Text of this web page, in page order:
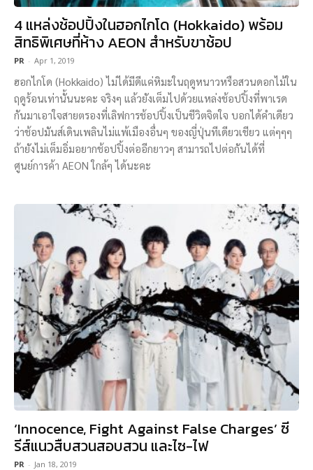
4 แหล่งช้อปปิ้งในฮอกไกโด (Hokkaido) พร้อม
สิทธิพิเศษที่ห้าง AEON สำหรับขาช้อป
PR - Apr 1, 2019
ฮอกไกโด (Hokkaido) ไม่ได้มีดีแค่หิมะในฤดูหนาวหรือสวนดอกไม้ใน
ฤดูร้อนเท่านั้นนะคะ จริงๆ แล้วยังเต็มไปด้วยแหล่งช้อปปิ้งที่พาเรด
กันมาเอาใจสายตรองที่เลิฟการช้อปปิ้งเป็นชีวิตจิตใจ บอกได้คำเดียว
ว่าช้อปมันส์เดินเพลินไม่แพ้เมืองอื่นๆ ของญี่ปุ่นทีเดียวเชียว แต่ๆๆๆ
ถ้ายังไม่เต็มอิ่มอยากช้อปปิ้งต่ออีกยาวๆ สามารถไปต่อกันได้ที่
ศูนย์การค้า AEON ใกล้ๆ ได้นะคะ
‘Innocence, Fight Against False Charges’ ซี
รีส์แนวสืบสวนสอบสวน และไซ-ไฟ
PR - Jan 18, 2019